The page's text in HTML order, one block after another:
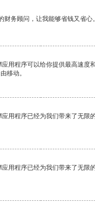
财务顾问，让我能够省钱又省心。
用程序可以给你提供最高速度
移动。
用程序已经为我们带来了无限
用程序已经为我们带来了无限